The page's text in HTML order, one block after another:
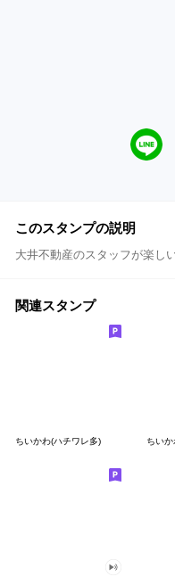
このスタンプの説明
大井不動産のスタッフが楽し
関連スタンプ
ちいかわ(ハチワレ多) ちい